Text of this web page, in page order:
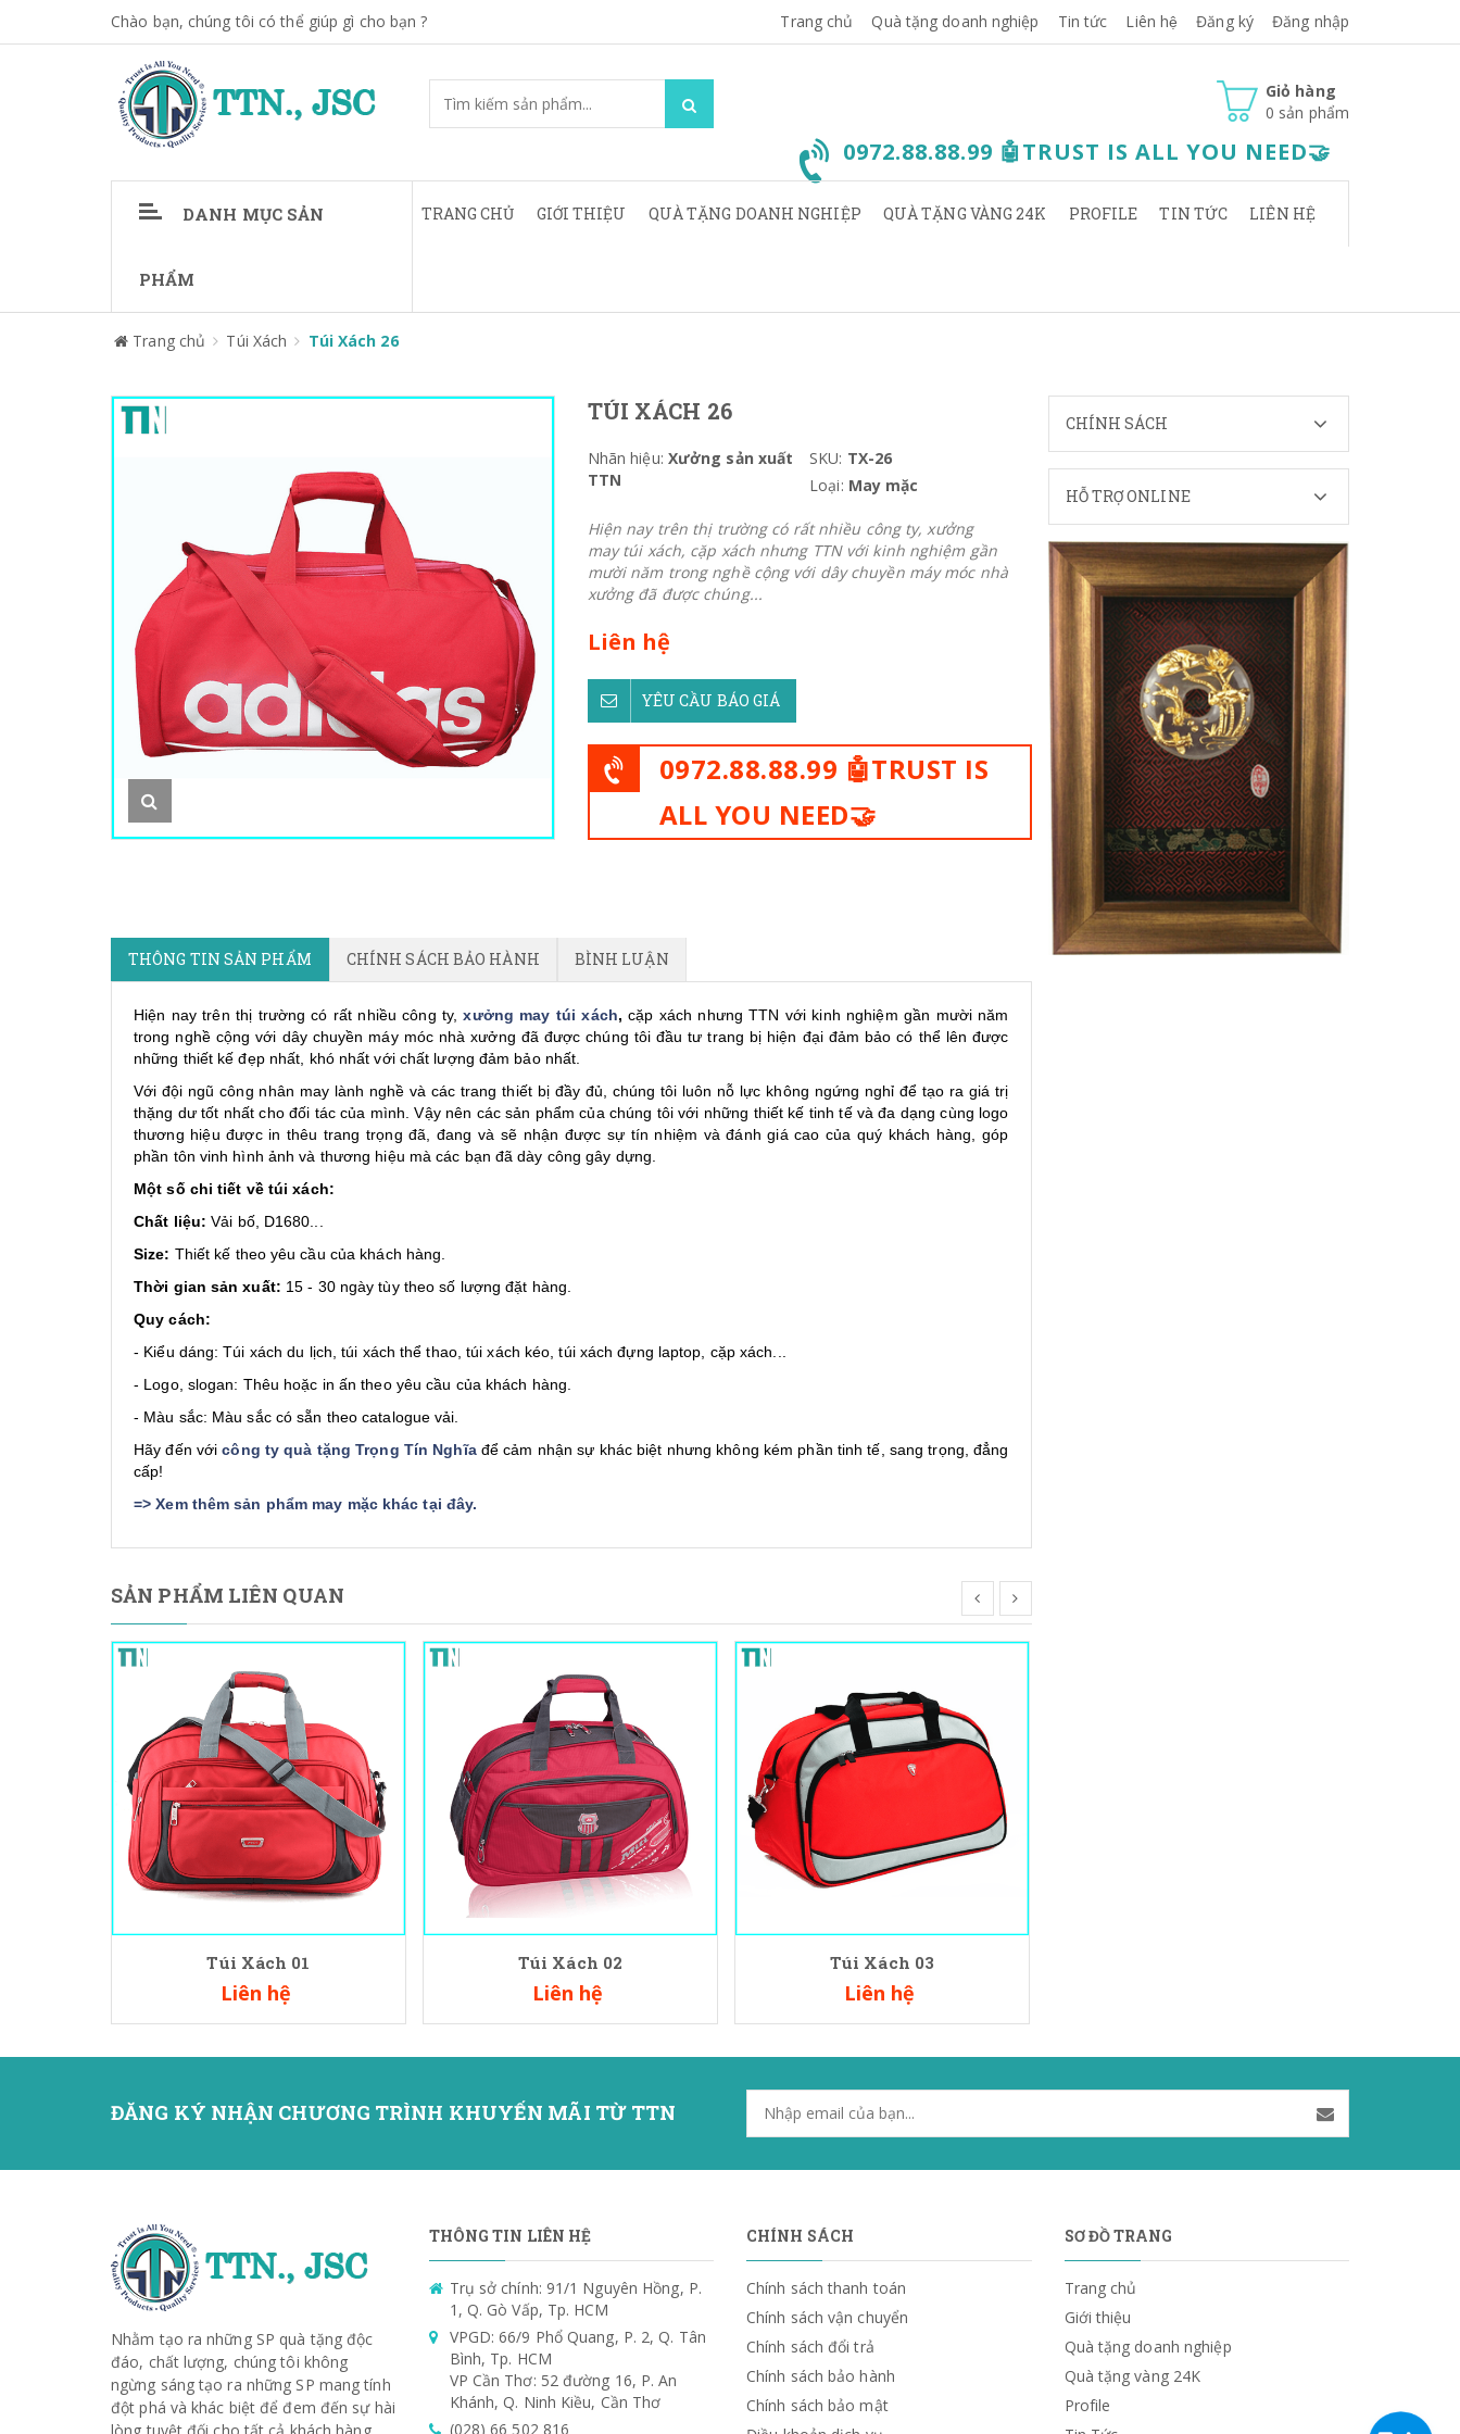
Chào bạn, chúng tôi có thể giúp gì cho bạn ? Trang chủ Quà tặng doanh nghiệp Tin tức Liên hệ Đăng ký Đăng nhập
Giỏ hàng
0 sản phẩm
0972.88.88.99 🤖TRUST IS ALL YOU NEED🤝
DANH MỤC SẢN
PHẨM
TRANG CHỦ GIỚI THIỆU QUÀ TẶNG DOANH NGHIỆP QUÀ TẶNG VÀNG 24K PROFILE TIN TỨC LIÊN HỆ
Trang chủ Túi Xách Túi Xách 26
TÚI XÁCH 26
Nhãn hiệu: Xưởng sản xuất
TTN
SKU: TX-26
Loại: May mặc
Hiện nay trên thị trường có rất nhiều công ty, xưởng
may túi xách, cặp xách nhưng TTN với kinh nghiệm gần
mười năm trong nghề cộng với dây chuyền máy móc nhà
xưởng đã được chúng...
Liên hệ
YÊU CẦU BÁO GIÁ
0972.88.88.99 🤖TRUST IS
ALL YOU NEED🤝
THÔNG TIN SẢN PHẨM CHÍNH SÁCH BẢO HÀNH BÌNH LUẬN
Hiện nay trên thị trường có rất nhiều công ty,xưởng may túi xách,cặp xách nhưng TTN với kinh nghiệm gần mười năm
trong nghề cộng với dây chuyền máy móc nhà xưởng đã được chúng tôi đầu tư trang bị hiện đại đảm bảo có thể lên được
những thiết kế đẹp nhất, khó nhất với chất lượng đảm bảo nhất.
Với đội ngũ công nhân may lành nghề và các trang thiết bị đầy đủ, chúng tôi luôn nỗ lực không ngứng nghỉ để tạo ra giá trị
thặng dư tốt nhất cho đối tác của mình. Vậy nên các sản phẩm của chúng tôi với những thiết kế tinh tế và đa dạng cùng logo
thương hiệu được in thêu trang trọng đã, đang và sẽ nhận được sự tín nhiệm và đánh giá cao của quý khách hàng, góp
phần tôn vinh hình ảnh và thương hiệu mà các bạn đã dày công gây dựng.
Một số chi tiết về túi xách:
Chất liệu: Vải bố, D1680...
Size: Thiết kế theo yêu cầu của khách hàng.
Thời gian sản xuất: 15 - 30 ngày tùy theo số lượng đặt hàng.
Quy cách:
- Kiểu dáng: Túi xách du lịch, túi xách thể thao, túi xách kéo, túi xách đựng laptop, cặp xách...
- Logo, slogan: Thêu hoặc in ấn theo yêu cầu của khách hàng.
- Màu sắc: Màu sắc có sẵn theo catalogue vải.
Hãy đến vớicông ty quà tặng Trọng Tín Nghĩađể cảm nhận sự khác biệt nhưng không kém phần tinh tế, sang trọng, đẳng
cấp!
=>Xem thêm sản phẩm may mặc khác tại đây.
SẢN PHẨM LIÊN QUAN
Túi Xách 01
Liên hệ
Túi Xách 02
Liên hệ
Túi Xách 03
Liên hệ
CHÍNH SÁCH
HỖ TRỢ ONLINE
ĐĂNG KÝ NHẬN CHƯƠNG TRÌNH KHUYẾN MÃI TỪ TTN
Nhằm tạo ra những SP quà tặng độc
đáo, chất lượng, chúng tôi không
ngừng sáng tạo ra những SP mang tính
đột phá và khác biệt để đem đến sự hài
THÔNG TIN LIÊN HỆ
Trụ sở chính: 91/1 Nguyên Hồng, P.
1, Q. Gò Vấp, Tp. HCM
VPGD: 66/9 Phổ Quang, P. 2, Q. Tân
Bình, Tp. HCM
VP Cần Thơ: 52 đường 16, P. An
Khánh, Q. Ninh Kiều, Cần Thơ
(028) 66 502 816
CHÍNH SÁCH
Chính sách thanh toán
Chính sách vận chuyển
Chính sách đổi trả
Chính sách bảo hành
Chính sách bảo mật
SƠ ĐỒ TRANG
Trang chủ
Giới thiệu
Quà tặng doanh nghiệp
Quà tặng vàng 24K
Profile